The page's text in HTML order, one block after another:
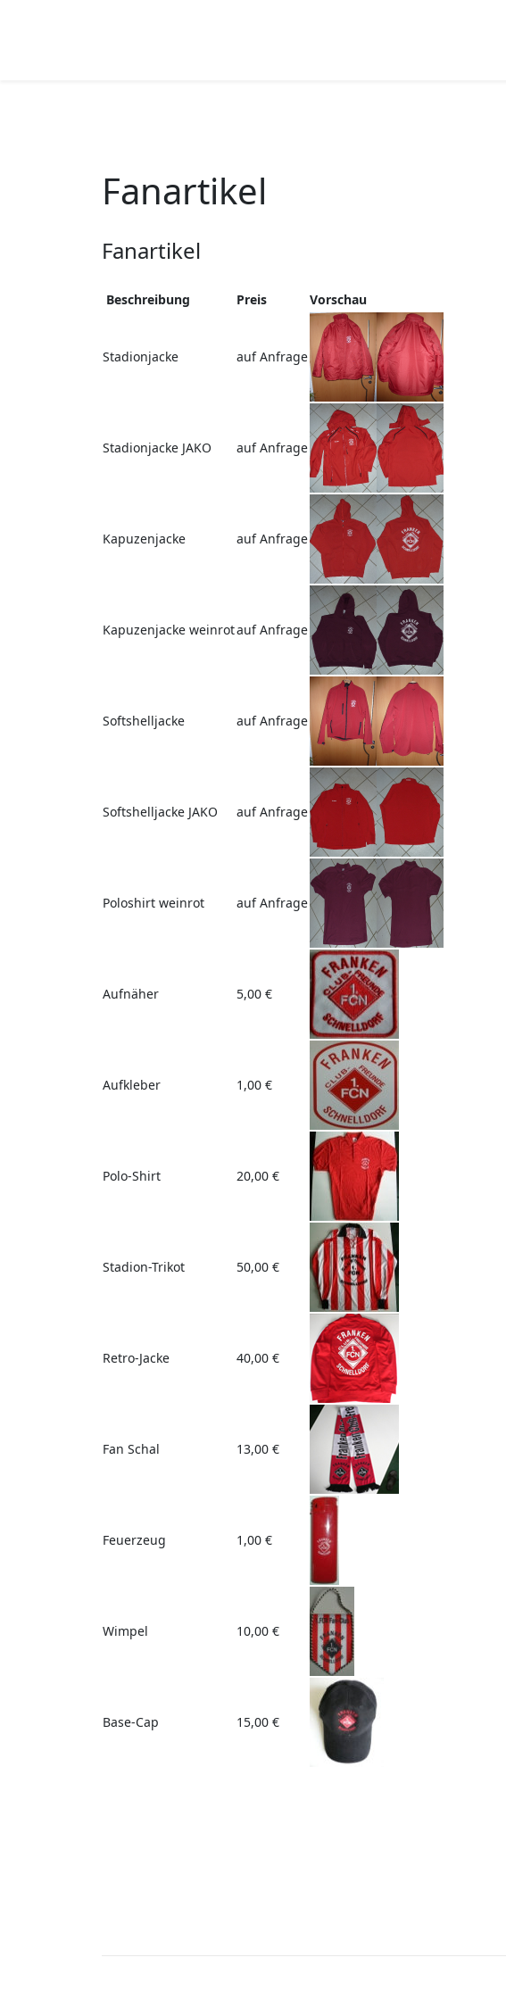
Fanartikel
Fanartikel
Beschreibung Preis Vorschau
Stadionjacke auf Anfrage
Stadionjacke JAKO auf Anfrage
Kapuzenjacke auf Anfrage
Kapuzenjacke weinrotauf Anfrage
Softshelljacke auf Anfrage
Softshelljacke JAKO auf Anfrage
Poloshirt weinrot auf Anfrage
Aufnäher 5,00 €
Aufkleber 1,00 €
Polo-Shirt 20,00 €
Stadion-Trikot 50,00 €
Retro-Jacke 40,00 €
Fan Schal 13,00 €
Feuerzeug 1,00 €
Wimpel 10,00 €
Base-Cap 15,00 €